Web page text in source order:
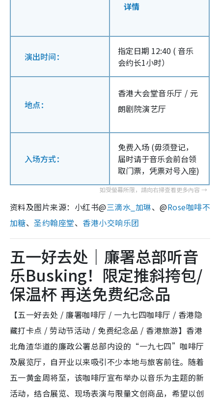
详情
演出时间：
指定日期 12:40 ( 音乐
会约长1小时）
地点：
香港大会堂音乐厅 / 元
朗剧院演艺厅
入场方式：
免费入场 (毋须登记，
届时请于音乐会前台领
取门票，凭票对号入座)
资料及图片来源：小红书@三滴水_加琳、@Rose咖啡不
加糖、圣约翰座堂、 香港小交响乐团
五一好去处｜廉署总部听音
乐Busking！限定推斜挎包/
保温杯 再送免费纪念品
【五一好去处 / 廉署咖啡厅 / 一九七四咖啡厅 / 香港隐
藏打卡点 / 劳动节活动 / 免费纪念品 / 香港旅游】香港
北角渣华道的廉政公署总部内设的“一九七四”咖啡厅
及展览厅，自开业以来吸引不少本地与旅客前往。随着
五一黄金周将至，该咖啡厅宣布举办以音乐为主题的新
活动，结合展览、现场表演与限量文创商品，希望以创